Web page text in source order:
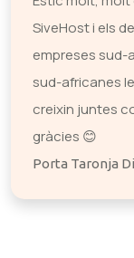
SiveHost i els
empreses sud-
sud-africanes
creixin juntes
gràcies 😊
Porta Taronja